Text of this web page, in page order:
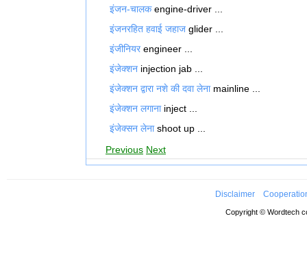
इंजन-चालकengine-driver ...
इंजनरहित हवाई जहाज glider ...
इंजीनियरengineer ...
इंजेक्शन injection jab ...
इंजेक्शन द्वारा नशे की दवा लेनाmainline ...
इंजेक्शन लगानाinject ...
इंजेक्सन लेनाshoot up ...
Previous Next
Disclaimer
Copyright © Wordtech